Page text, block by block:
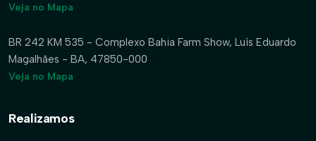
Veja no Mapa
BR 242 KM 535 - Complexo Bahia Farm Show, Luís Eduardo
Magalhães - BA, 47850-000
Veja no Mapa
Realizamos